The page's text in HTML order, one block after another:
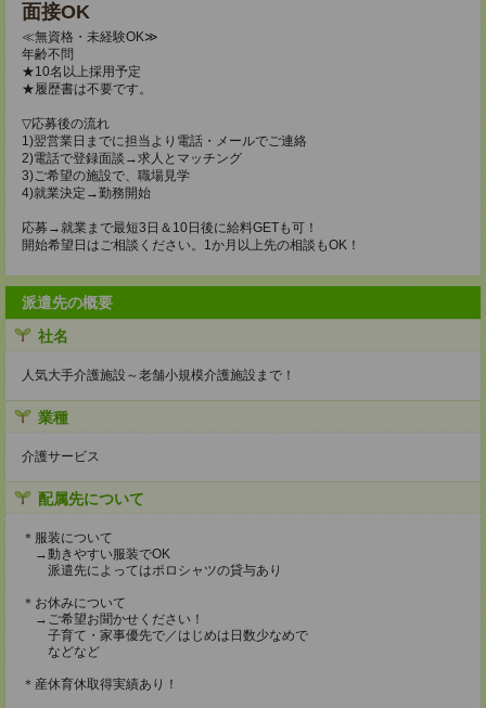
面接OK
≪無資格・未経験OK≫
年齢不問
★10名以上採用予定
★履歴書は不要です。
▽応募後の流れ
1)翌営業日までに担当より電話・メールでご連絡
2)電話で登録面談→求人とマッチング
3)ご希望の施設で、職場見学
4)就業決定→勤務開始
応募→就業まで最短3日＆10日後に給料GETも可！
開始希望日はご相談ください。1か月以上先の相談もOK！
派遣先の概要
社名
人気大手介護施設～老舗小規模介護施設まで！
業種
介護サービス
配属先について
＊服装について
→動きやすい服装でOK
派遣先によってはポロシャツの貸与あり
＊お休みについて
→ご希望お聞かせください！
子育て・家事優先で／はじめは日数少なめで
などなど
＊産休育休取得実績あり！